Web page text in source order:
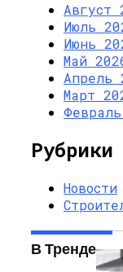
Август
Июль
Июнь
Май
Апрель
Март
Рубрики
Новости
В Тренде